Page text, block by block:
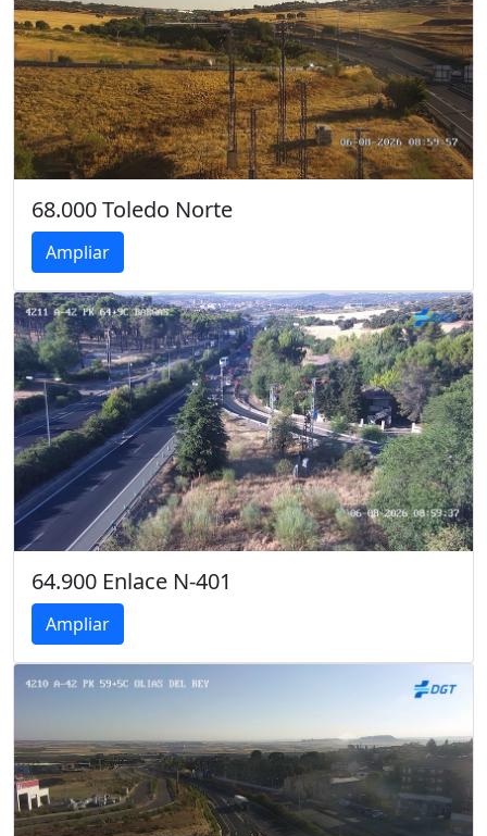
68.000 Toledo Norte
Ampliar
64.900 Enlace N-401
Ampliar